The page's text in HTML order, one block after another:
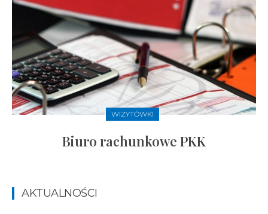
WIZYTÓWKI
Biuro rachunkowe PKK
AKTUALNOŚCI